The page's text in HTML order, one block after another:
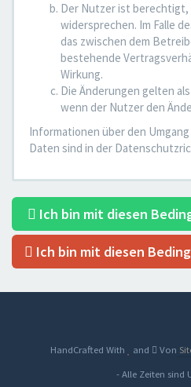
Der Nutzer ist berechtigt,
widersprechen. Im Falle
das zwischen dem
bestehende
Wirkung.
Die Änderungen gelten
wenn der Nutzer den
Informationen über den
Daten sind in der
Ich bin mit diesen
Ich bin mit diesen
HandCrafted With and Von
- Alle Zeiten sind